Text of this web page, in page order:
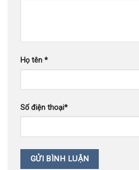
Họ tên *
Số điện thoại*